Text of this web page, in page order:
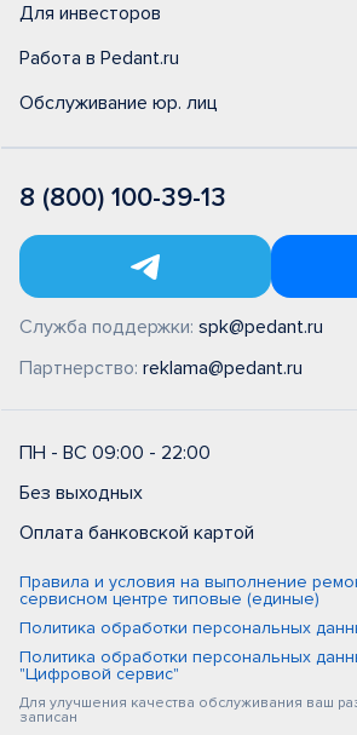
Для инвесторов
Работа в Pedant.ru
Обслуживание юр. лиц
8 (800) 100-39-13
Служба поддержки: spk@pedant.ru
Партнерство: reklama@pedant.ru
ПН - ВС 09:00 - 22:00
Без выходных
Оплата банковской картой
Правила и условия на выполнение
сервисном центре типовые (единые)
Политика обработки персональных
Политика обработки персональных
"Цифровой сервис"
Для улучшения качества обслуживания ваш
записан